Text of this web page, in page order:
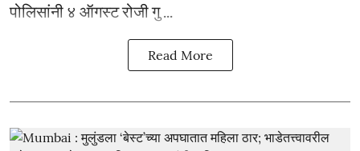
पोलिसांनी ४ ऑगस्ट रोजी गु ...
Read More